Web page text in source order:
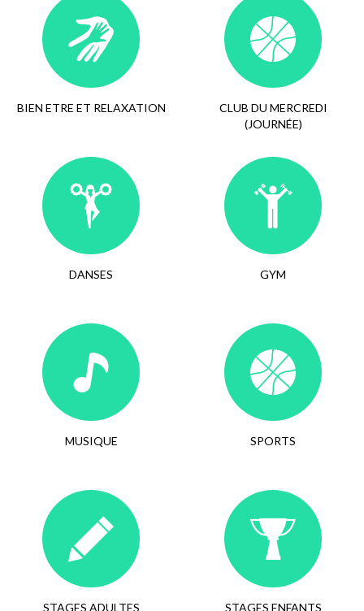
BIEN ETRE ET RELAXATION
CLUB DU MERCREDI
(JOURNÉE)
DANSES GYM
MUSIQUE SPORTS
STAGES ADULTES STAGES ENFANTS